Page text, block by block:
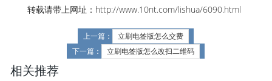
转载请带上网址：http://www.10nt.com/lishua/6090.html
上一篇：
立刷电签版怎么交费
下一篇：
立刷电签版怎么改扫二维码
相关推荐